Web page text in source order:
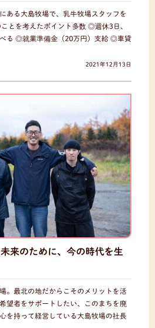
ある大島牧場で、乳牛牧場スタッフを
とを考えたポイント多数 ◎週休3日、
る ◎就業準備金（20万円）支給 ◎車貸
2021年12月13日
来のために、今の時代を生
。最北の地だからこそのメリットを活
望者をサポートしたい、このまちを廃
を持って経営している大島牧場の社長